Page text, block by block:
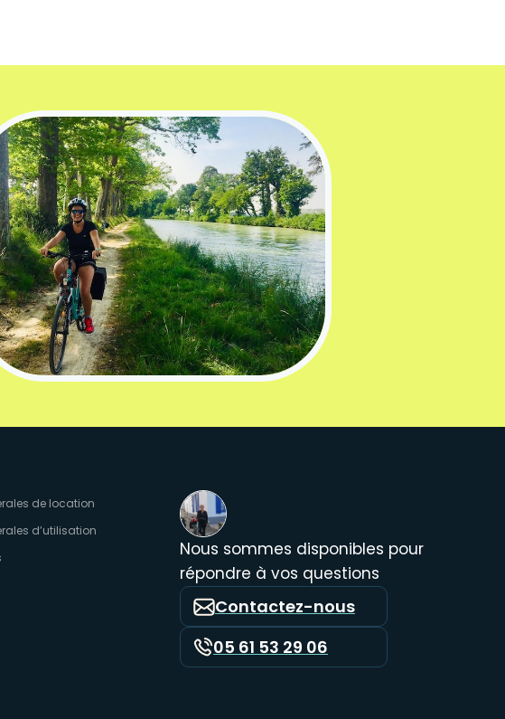
de location
d’utilisation
Nous sommes disponibles pour
répondre à vos questions
Contactez-nous
05 61 53 29 06